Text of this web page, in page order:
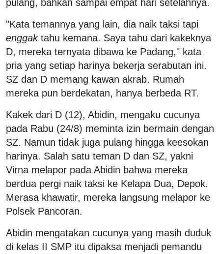
pulang, bahkan sampai empat hari setelahnya.
"Kata temannya yang lain, dia naik taksi tapi
enggaktahu kemana. Saya tahu dari kakeknya
D, mereka ternyata dibawa ke Padang," kata
pria yang setiap harinya bekerja serabutan ini.
SZ dan D memang kawan akrab. Rumah
mereka pun berdekatan, hanya berbeda RT.
Kakek dari D (12), Abidin, mengaku cucunya
pada Rabu (24/8) meminta izin bermain dengan
SZ. Namun tidak juga pulang hingga keesokan
harinya. Salah satu teman D dan SZ, yakni
Virna melapor pada Abidin bahwa mereka
berdua pergi naik taksi ke Kelapa Dua, Depok.
Merasa khawatir, mereka langsung melapor ke
Polsek Pancoran.
Abidin mengatakan cucunya yang masih duduk
di kelas II SMP itu dipaksa menjadi pemandu